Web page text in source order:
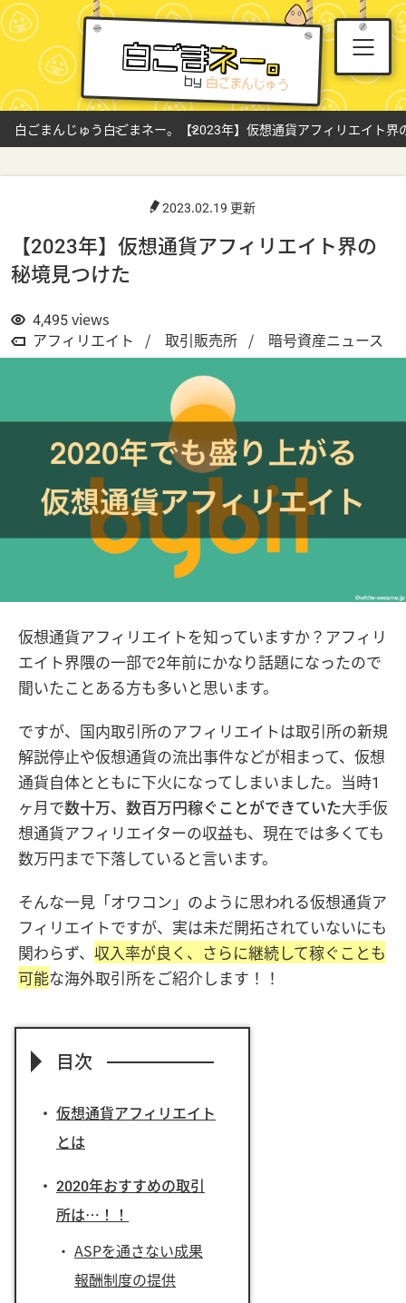
白ごまネー。
by
白ごまんじゅう 白ごまネー。 【2023年】仮想通貨アフィリエイト界
【2023年】仮想通貨アフィリエイト界の
秘境見つけた
2023.02.19 更新
4,495views
アフィリエイト
取引販売所 暗号資産ニュース
仮想通貨アフィリエイトを知っていますか？アフィリ
エイト界隈の一部で2年前にかなり話題になったので
聞いたことある方も多いと思います。
ですが、国内取引所のアフィリエイトは取引所の新規
解説停止や仮想通貨の流出事件などが相まって、仮想
通貨自体とともに下火になってしまいました。当時1
ヶ月で数十万、数百万円稼ぐことができていた大手仮
想通貨アフィリエイターの収益も、現在では多くても
数万円まで下落していると言います。
そんな一見「オワコン」のように思われる仮想通貨ア
フィリエイトですが、実は未だ開拓されていないにも
関わらず、 収入率が良く、さらに継続して稼ぐことも
可能な海外取引所をご紹介します！！
目次
仮想通貨アフィリエイト
とは
2020年おすすめの取引
所は…！！
ASPを通さない成果
報酬制度の提供